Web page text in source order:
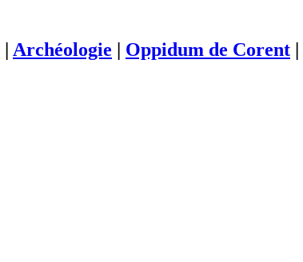
| Archéologie | Oppidum de Corent |